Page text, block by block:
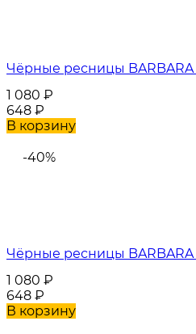
Чёрные ресницы BARBARA
1 080 ₽
648 ₽
В корзину
-40%
Чёрные ресницы BARBARA
1 080 ₽
648 ₽
В корзину